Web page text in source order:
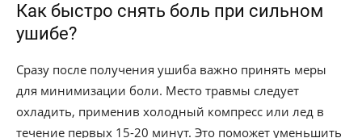
Как быстро снять боль при сильном
ушибе?
Сразу после получения ушиба важно принять меры
для минимизации боли. Место травмы следует
охладить, применив холодный компресс или лед в
течение первых 15-20 минут. Это поможет уменьшить